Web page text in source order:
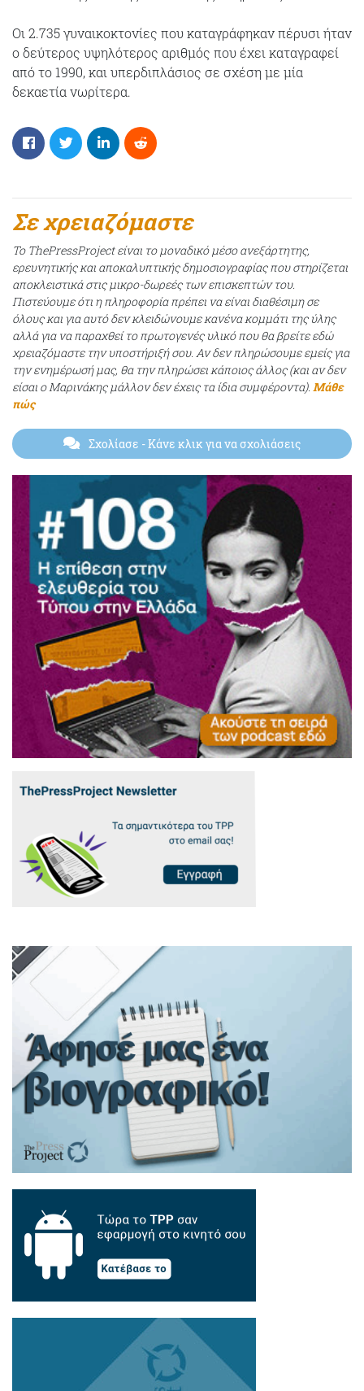
Οι 2.735 γυναικοκτονίες που καταγράφηκαν πέρυσι ήταν
ο δεύτερος υψηλότερος αριθμός που έχει καταγραφεί
από το 1990, και υπερδιπλάσιος σε σχέση με μία
δεκαετία νωρίτερα.
Σε χρειαζόμαστε
Το ThePressProject είναι το μοναδικό μέσο ανεξάρτητης,
ερευνητικής και αποκαλυπτικής δημοσιογραφίας που στηρίζεται
αποκλειστικά στις μικρο-δωρεές των επισκεπτών του.
Πιστεύουμε ότι η πληροφορία πρέπει να είναι διαθέσιμη σε
όλους και για αυτό δεν κλειδώνουμε κανένα κομμάτι της ύλης
αλλά για να παραχθεί το πρωτογενές υλικό που θα βρείτε εδώ
χρειαζόμαστε την υποστήριξή σου. Αν δεν πληρώσουμε εμείς για
την ενημέρωσή μας, θα την πληρώσει κάποιος άλλος (και αν δεν
είσαι ο Μαρινάκης μάλλον δεν έχεις τα ίδια συμφέροντα). Μάθε
πώς
Σχολίασε - Κάνε κλικ για να σχολιάσεις